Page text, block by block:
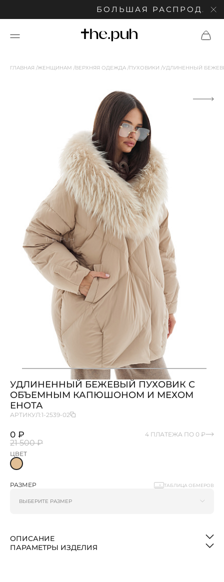
БОЛЬШАЯ РАСПРОДАЖА:
ГЛАВНАЯ ЖЕНЩИНАМ ВЕРХНЯЯ ОДЕЖДА ПУХОВИКИ УДЛИНЕННЫЙ
УДЛИНЕННЫЙ БЕЖЕВЫЙ ПУХОВИК С
ОБЪЕМНЫМ КАПЮШОНОМ И МЕХОМ
ЕНОТА
АРТИКУЛ:1-2539-02
0 ₽
21 500 ₽
4 ПЛАТЕЖА ПО 0 ₽
ЦВЕТ
РАЗМЕР ТАБЛИЦА ОБМЕРОВ
ОПИСАНИЕ
ПАРАМЕТРЫ ИЗДЕЛИЯ